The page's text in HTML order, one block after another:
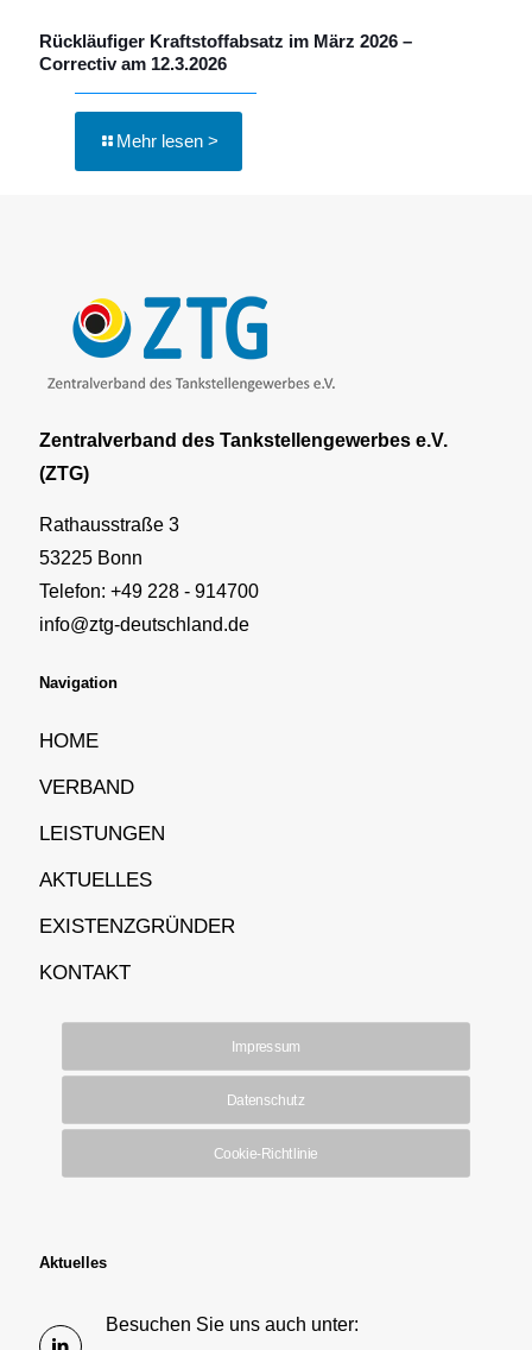
Rückläufiger Kraftstoffabsatz im März 2026 –
Correctiv am 12.3.2026
Mehr lesen >
Zentralverband des Tankstellengewerbes e.V.
(ZTG)
Rathausstraße 3
53225 Bonn
Telefon: +49 228 - 914700
info@ztg-deutschland.de
Navigation
HOME
VERBAND
LEISTUNGEN
AKTUELLES
EXISTENZGRÜNDER
KONTAKT
Impressum
Datenschutz
Cookie-Richtlinie
Aktuelles
Besuchen Sie uns auch unter: